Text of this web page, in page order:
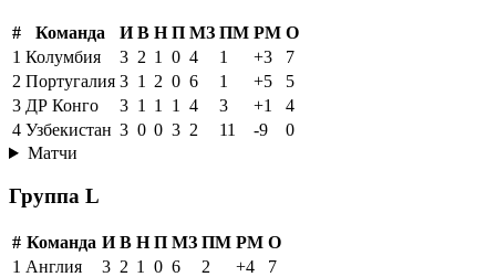
# Команда И В Н П МЗ ПМ РМ О
1 Колумбия 3 2 1 0 4 1 +3
7
2 Португалия 3 1 2 0 6 1 +5
5
3 ДР Конго 3 1 1 1 4 3 +1
4
4 Узбекистан 3 0 0 3 2 11 -9
0
Матчи
Группа L
# Команда И В Н П МЗ ПМ РМ О
1 Англия 3 2 1 0 6 2 +4
7